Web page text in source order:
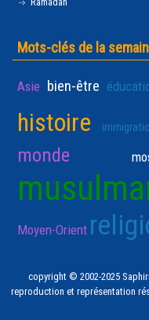
Mots-clés de la
Asie bien-être
histoire
monde
Moyen-Orient
copyright © 2002-2025
reproduction et représentation